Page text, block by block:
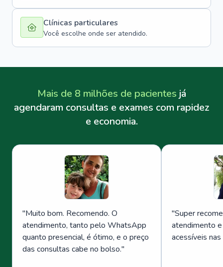
Clínicas particulares
Você escolhe onde ser atendido.
Mais de 8 milhões de pacientes já
agendaram consultas e exames com rapidez
e economia.
"Muito bom. Recomendo. O
atendimento, tanto pelo WhatsApp
quanto presencial, é ótimo, e o preço
das consultas cabe no bolso."
"Super
atendimento
acessíveis